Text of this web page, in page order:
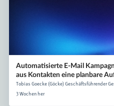
Automatisierte E-Mail
aus Kontakten eine planbare
Tobias Goecke (Göcke) Geschäftsführender
3 Wochen her